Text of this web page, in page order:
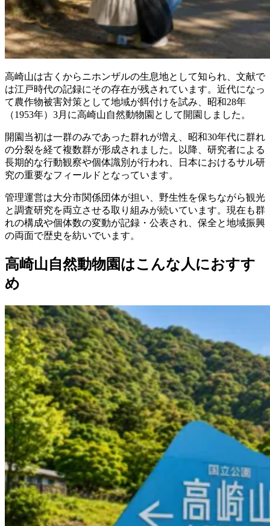
高崎山は古くからニホンザルの生息地として知られ、文献で
は江戸時代の記録にその存在が残されています。近代になっ
て農作物被害対策として地域が餌付けを試み、昭和28年
（1953年）3月に高崎山自然動物園として開園しました。
開園当初は一群のみであった群れが増え、昭和30年代に群れ
の分裂を経て複数群が形成されました。以降、研究者による
長期的な行動観察や個体識別が行われ、日本におけるサル研
究の重要なフィールドとなっています。
管理運営は大分市関係団体が担い、野生性を保ちながら観光
と調査研究を両立させる取り組みが続いています。現在も群
れの構成や個体数の変動が記録・公表され、保全と地域振興
の両面で歴史を紡いでいます。
高崎山自然動物園はこんな人におすす
め